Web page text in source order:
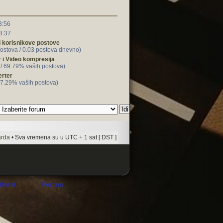
korisnikove postove
/ 0.03 postova dnevno)
i Video kompresija
69.79% vaših postova)
vaših postova)
• Sva vremena su u UTC + 1 sat [ DST ]
Forum